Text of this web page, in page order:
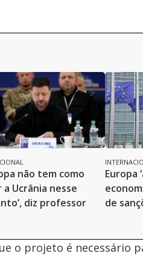
e
o
não tem como
a Ucrânia nesse
diz professor
Europa
de
o projeto é necessário